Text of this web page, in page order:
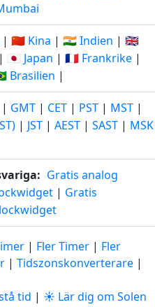
| 🇨🇳 Kina | 🇮🇳 Indien | 🇬🇧
| 🇯🇵 Japan | 🇫🇷 Frankrike |
Brasilien |
| GMT | CET | PST | MST |
| JST | AEST | SAST | MSK
Gratis analog
| Gratis
| Fler Timer | Fler
| Tidszonskonverterare |
tid | ☀️ Lär dig om Solen